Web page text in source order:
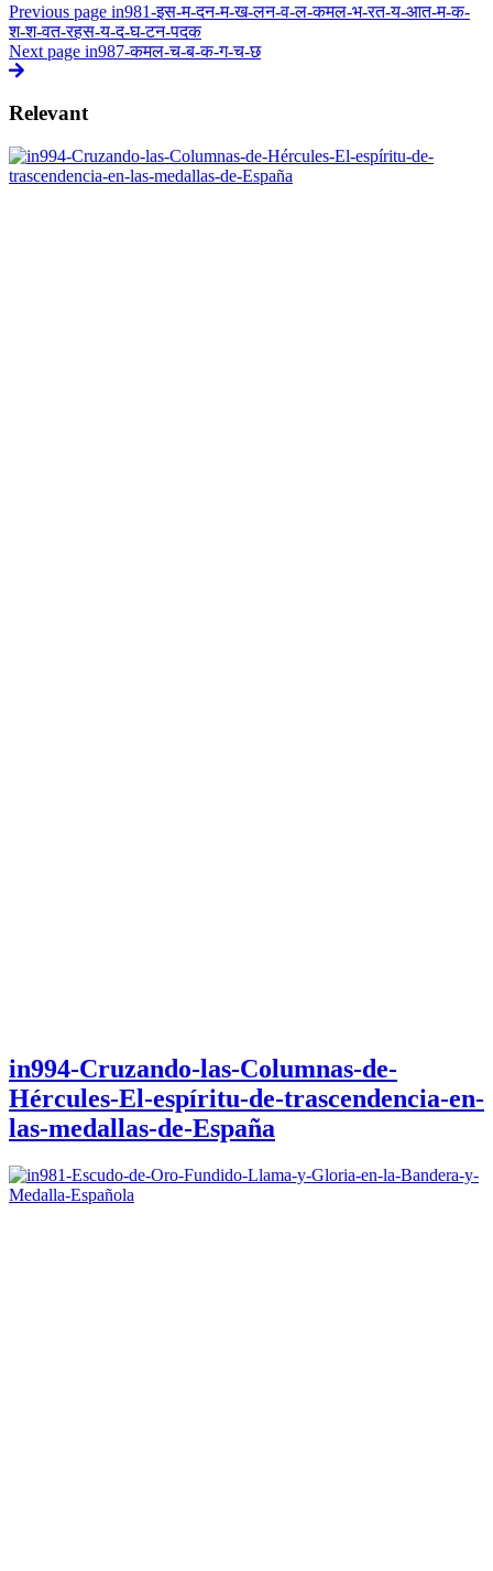
Previous page in981-इस-म-दन-म-ख-लन-व-ल-कमल-भ-रत-य-आत-म-क-
श-श-वत-रहस-य-द-घ-टन-पदक
Next page in987-कमल-च-ब-क-ग-च-छ
Relevant
in994-Cruzando-las-Columnas-de-
Hércules-El-espíritu-de-trascendencia-en-
las-medallas-de-España